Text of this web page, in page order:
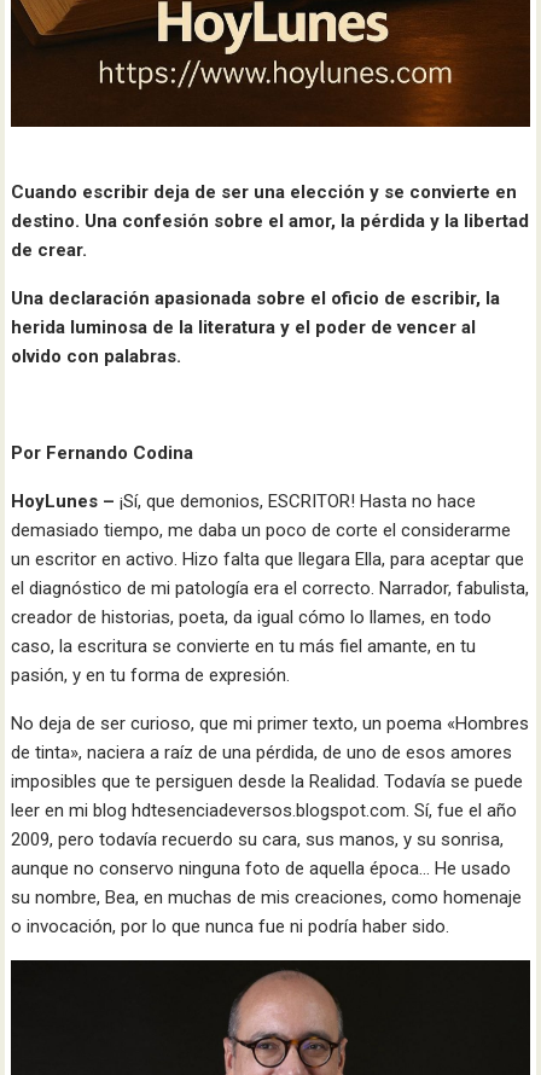
Cuando escribir deja de ser una elección y se convierte en
destino. Una confesión sobre el amor, la pérdida y la libertad
de crear.
Una declaración apasionada sobre el oficio de escribir, la
herida luminosa de la literatura y el poder de vencer al
olvido con palabras.
Por Fernando Codina
HoyLunes – ¡Sí, que demonios, ESCRITOR! Hasta no hace
demasiado tiempo, me daba un poco de corte el considerarme
un escritor en activo. Hizo falta que llegara Ella, para aceptar que
el diagnóstico de mi patología era el correcto. Narrador, fabulista,
creador de historias, poeta, da igual cómo lo llames, en todo
caso, la escritura se convierte en tu más fiel amante, en tu
pasión, y en tu forma de expresión.
No deja de ser curioso, que mi primer texto, un poema «Hombres
de tinta», naciera a raíz de una pérdida, de uno de esos amores
imposibles que te persiguen desde la Realidad. Todavía se puede
leer en mi blog hdtesenciadeversos.blogspot.com. Sí, fue el año
2009, pero todavía recuerdo su cara, sus manos, y su sonrisa,
aunque no conservo ninguna foto de aquella época… He usado
su nombre, Bea, en muchas de mis creaciones, como homenaje
o invocación, por lo que nunca fue ni podría haber sido.